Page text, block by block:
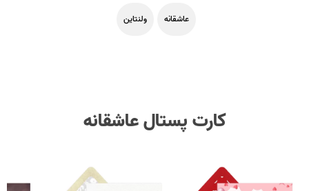
عاشقانه ولنتاین
کارت پستال عاشقانه